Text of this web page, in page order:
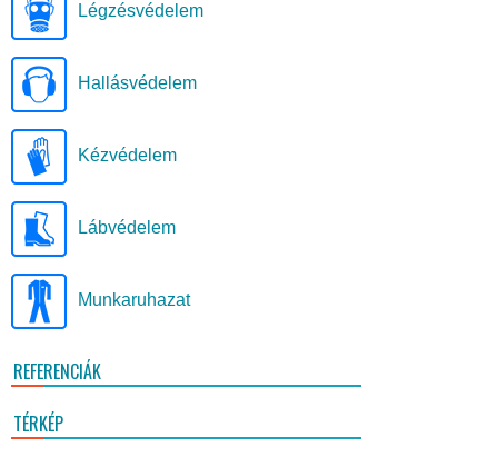
Légzésvédelem
Hallásvédelem
Kézvédelem
Lábvédelem
Munkaruhazat
REFERENCIÁK
TÉRKÉP